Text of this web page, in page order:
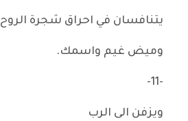
يتنافسان في احراق شجرة الروح
وميض غيم واسمك.
-11-
ويزفن الى الرب